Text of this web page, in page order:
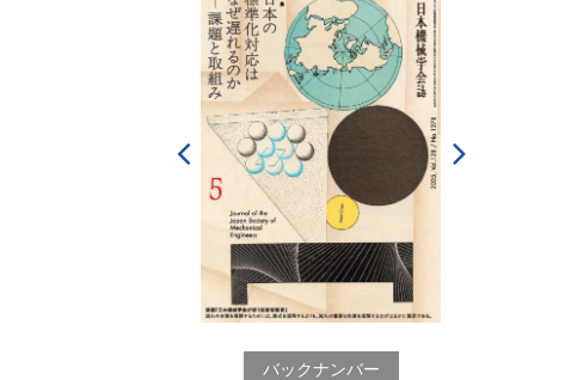
バックナンバー